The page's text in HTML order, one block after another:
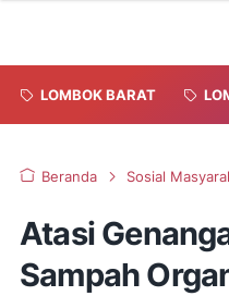
LOMBOK BARAT
Beranda Sosial
Atasi
Sampah